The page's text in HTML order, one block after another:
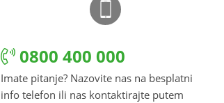
0800 400 000
Imate pitanje? Nazovite nas na besplatni
info telefon ili nas kontaktirajte putem